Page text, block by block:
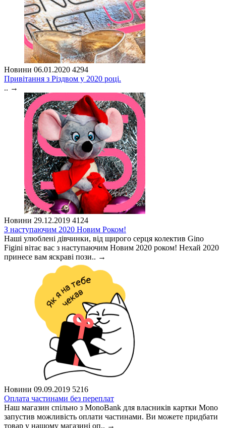
Новини 06.01.2020 4294
Привітання з Різдвом у 2020 році.
.. →
Новини 29.12.2019 4124
З наступаючим 2020 Новим Роком!
Наші улюблені дівчинки, від щирого серця колектив Gino
Figini вітає вас з наступаючим Новим 2020 роком! Нехай 2020
принесе вам яскраві пози.. →
Новини 09.09.2019 5216
Оплата частинами без переплат
Наш магазин спільно з MonoBank для власників картки Mono
запустив можливість оплати частинами. Ви можете придбати
товар у нашому магазині оп.. →